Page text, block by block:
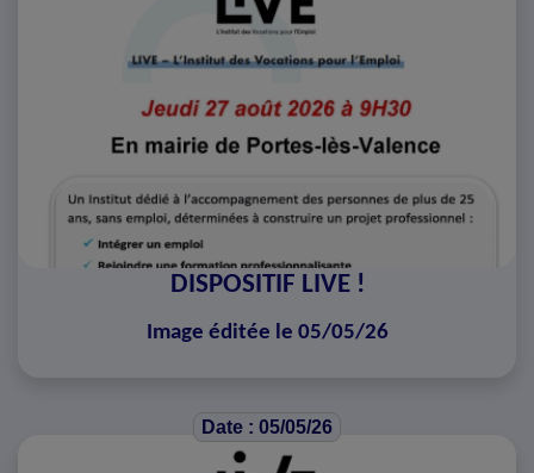
DISPOSITIF LIVE !
Image éditée le 05/05/26
Date : 05/05/26